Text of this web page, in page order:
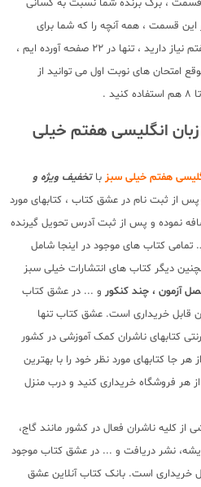
قسمت ، برگ برنده شما نسبت به کسانی
قسمت ، همه آنچه را که شما برای
گرفتن نمره عالی در امتحان ریاضی هفتم نیاز دارید ، تنها در 22 صفحه آورده ایم ،
امتحان های نوبت اول می توانید از
انگلیسی هفتم خیلی
هفتم خیلی سبز باتخفیف ویژه و
از ثبت نام در عشق کتاب ، کتابهای مورد
نموده و پس از ثبت آدرس تحویل گیرنده
تمامی کتاب های موجود در اینجا شامل
دیگر کتاب های انتشارات خیلی سبز
آزمون ، چند کنکور و ... در عشق کتاب
قابل خریداری است. عشق کتاب تنها
کتابهای ناشران کمک آموزشی در کشور
جا کتابهای مورد نظر خود را با بهترین
هر فروشگاه خریداری کنید و درب منزل
از کلیه ناشران فعال در کشور مانند گاج،
نشر دریافت و ... در عشق کتاب موجود
خریداری است. بانک کتاب آنلاین عشق